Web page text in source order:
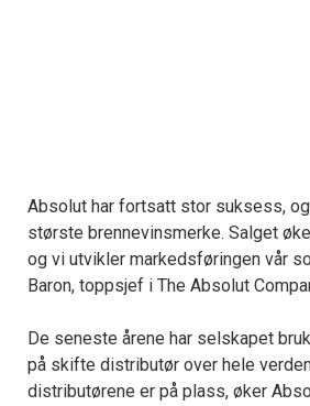
Absolut har fortsatt stor suksess,
største brennevinsmerke. Salget
og vi utvikler markedsføringen vår
Baron, toppsjef i The Absolut
De seneste årene har selskapet
på skifte distributør over hele
distributørene er på plass, øker